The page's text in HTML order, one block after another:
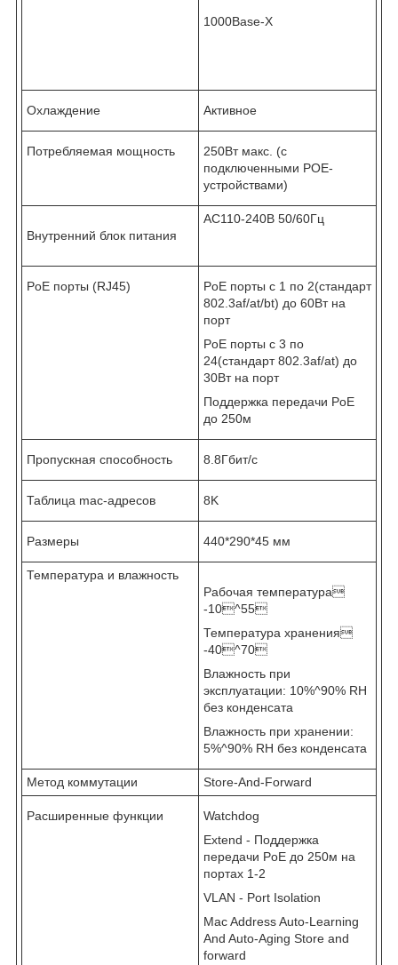
1000Base-X
Охлаждение Активное
Потребляемая мощность
250Вт макс. (с
подключенными POE-
устройствами)
Внутренний блок питания
AC110-240В 50/60Гц
PoE порты (RJ45)
PoE порты с 1 по 2(стандарт
802.3af/at/bt) до 60Вт на
порт
PoE порты с 3 по
24(стандарт 802.3af/at) до
30Вт на порт
Поддержка передачи PoE
до 250м
Пропускная способность 8.8Гбит/с
Таблица mac-адресов 8K
Размеры 440*290*45 мм
Температура и влажность
Рабочая температура
-10^55
Температура хранения
-40^70
Влажность при
эксплуатации: 10%^90% RH
без конденсата
Влажность при хранении:
5%^90% RH без конденсата
Метод коммутации Store-And-Forward
Расширенные функции
Watchdog
Extend - Поддержка
передачи PoE до 250м на
портах 1-2
VLAN - Port Isolation
Mac Address Auto-Learning
And Auto-Aging Store and
forward